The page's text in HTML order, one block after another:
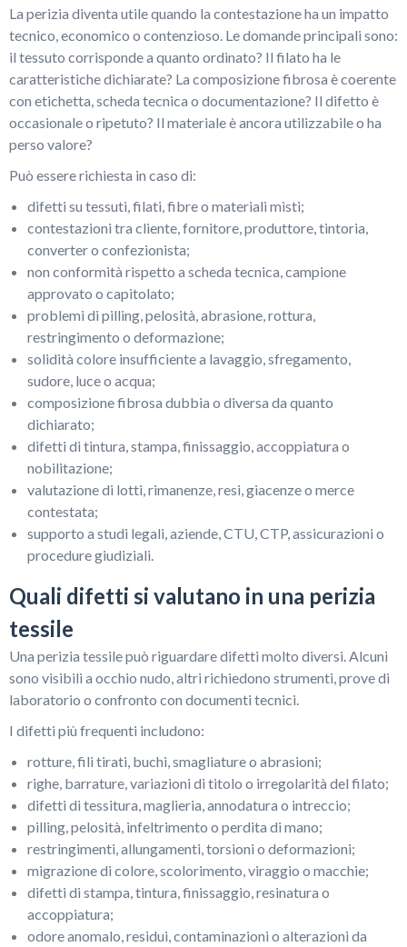
La perizia diventa utile quando la contestazione ha un impatto
tecnico, economico o contenzioso. Le domande principali sono:
il tessuto corrisponde a quanto ordinato? Il filato ha le
caratteristiche dichiarate? La composizione fibrosa è coerente
con etichetta, scheda tecnica o documentazione? Il difetto è
occasionale o ripetuto? Il materiale è ancora utilizzabile o ha
perso valore?
Può essere richiesta in caso di:
difetti su tessuti, filati, fibre o materiali misti;
contestazioni tra cliente, fornitore, produttore, tintoria,
converter o confezionista;
non conformità rispetto a scheda tecnica, campione
approvato o capitolato;
problemi di pilling, pelosità, abrasione, rottura,
restringimento o deformazione;
solidità colore insufficiente a lavaggio, sfregamento,
sudore, luce o acqua;
composizione fibrosa dubbia o diversa da quanto
dichiarato;
difetti di tintura, stampa, finissaggio, accoppiatura o
nobilitazione;
valutazione di lotti, rimanenze, resi, giacenze o merce
contestata;
supporto a studi legali, aziende, CTU, CTP, assicurazioni o
procedure giudiziali.
Quali difetti si valutano in una perizia
tessile
Una perizia tessile può riguardare difetti molto diversi. Alcuni
sono visibili a occhio nudo, altri richiedono strumenti, prove di
laboratorio o confronto con documenti tecnici.
I difetti più frequenti includono:
rotture, fili tirati, buchi, smagliature o abrasioni;
righe, barrature, variazioni di titolo o irregolarità del filato;
difetti di tessitura, maglieria, annodatura o intreccio;
pilling, pelosità, infeltrimento o perdita di mano;
restringimenti, allungamenti, torsioni o deformazioni;
migrazione di colore, scolorimento, viraggio o macchie;
difetti di stampa, tintura, finissaggio, resinatura o
accoppiatura;
odore anomalo, residui, contaminazioni o alterazioni da